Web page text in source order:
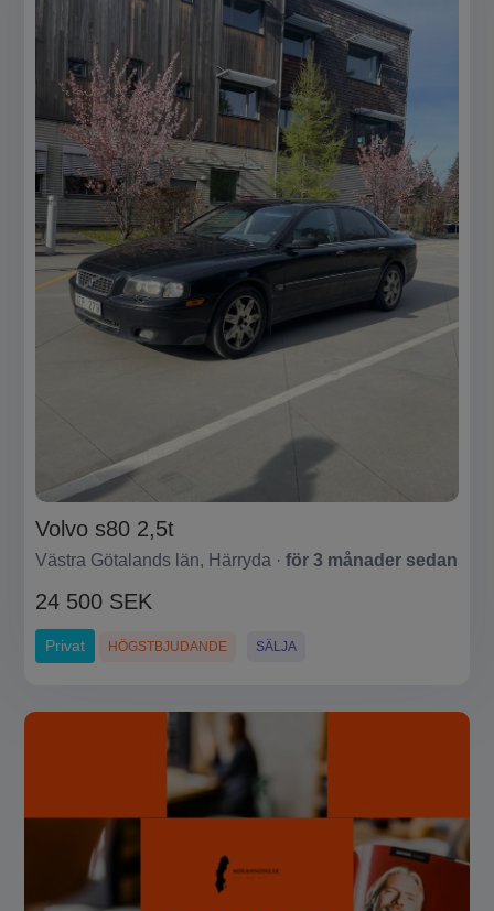
Volvo s80 2,5t
Västra Götalands län, Härryda · för 3 månader sedan
24 500 SEK
Privat HÖGSTBJUDANDE SÄLJA